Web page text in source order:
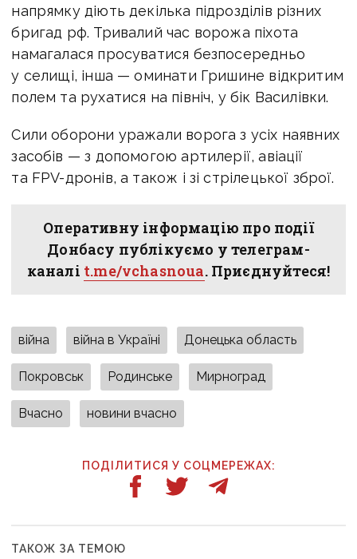
напрямку діють декілька підрозділів різних
бригад рф. Тривалий час ворожа піхота
намагалася просуватися безпосередньо
у селищі, інша — оминати Гришине відкритим
полем та рухатися на північ, у бік Василівки.
Сили оборони уражали ворога з усіх наявних
засобів — з допомогою артилерії, авіації
та FPV-дронів, а також і зі стрілецької зброї.
Оперативну інформацію про події
Донбасу публікуємо у телеграм-
каналі t.me/vchasnoua. Приєднуйтеся!
війна війна в Україні Донецька область
Покровськ Родинське Мирноград
Вчасно новини вчасно
ПОДІЛИТИСЯ У СОЦМЕРЕЖАХ:
ТАКОЖ ЗА ТЕМОЮ